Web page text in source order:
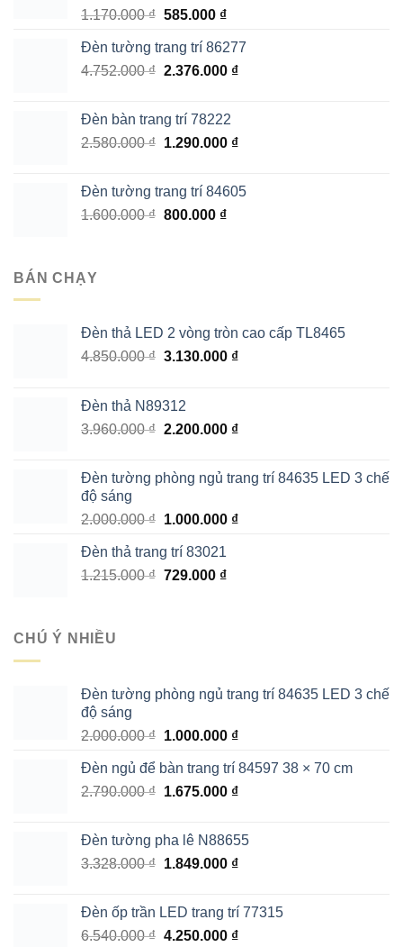
1.170.000₫ Giá
là:
1.170.000 ₫.
585.000 ₫Giá
tại
là:
Đèn tường trang trí 86277
4.752.000₫ Giá
4.752.000 ₫.
2.376.000 ₫Giá
2.376.000 ₫.
Đèn bàn trang trí 78222
2.580.000₫ Giá
2.580.000 ₫.
1.290.000 ₫Giá
là:
Đèn tường trang trí 84605
1.600.000₫ Giá
800.000 ₫Giá
BÁN CHẠY
Đèn thả LED 2 vòng tròn cao cấp TL8465
4.850.000₫ Giá
4.850.000 ₫.
3.130.000 ₫Giá
3.130.000 ₫.
Đèn thả N89312
3.960.000₫ Giá
3.960.000 ₫.
2.200.000 ₫Giá
là:
Đèn tường phòng ngủ trang trí 84635 LED 3 chế
độ sáng
2.000.000₫ Giá
là:
2.000.000 ₫.
1.000.000 ₫Giá
Đèn thả trang trí 83021
1.215.000₫ Giá
729.000 ₫Giá
CHÚ Ý NHIỀU
Đèn tường phòng ngủ trang trí 84635 LED 3 chế
độ sáng
2.000.000₫ Giá
là:
2.000.000 ₫.
1.000.000 ₫Giá
tại
là:
Đèn ngủ để bàn trang trí 84597 38 × 70 cm
2.790.000₫ Giá
2.790.000 ₫.
1.675.000 ₫Giá
là:
1.675.000 ₫.
Đèn tường pha lê N88655
3.328.000₫ Giá
3.328.000 ₫.
1.849.000 ₫Giá
là:
1.849.000 ₫.
Đèn ốp trần LED trang trí 77315
6.540.000₫ Giá
4.250.000 ₫Giá